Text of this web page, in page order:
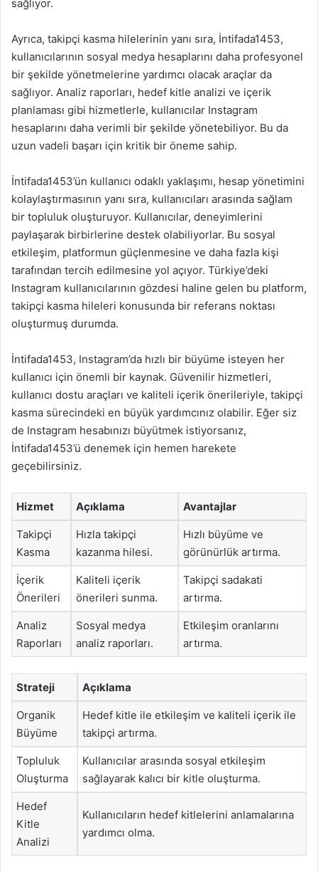
sağlıyor.
Ayrıca, takipçi kasma hilelerinin yanı sıra, İntifada1453,
kullanıcılarının sosyal medya hesaplarını daha profesyonel
bir şekilde yönetmelerine yardımcı olacak araçlar da
sağlıyor. Analiz raporları, hedef kitle analizi ve içerik
planlaması gibi hizmetlerle, kullanıcılar Instagram
hesaplarını daha verimli bir şekilde yönetebiliyor. Bu da
uzun vadeli başarı için kritik bir öneme sahip.
İntifada1453’ün kullanıcı odaklı yaklaşımı, hesap yönetimini
kolaylaştırmasının yanı sıra, kullanıcıları arasında sağlam
bir topluluk oluşturuyor. Kullanıcılar, deneyimlerini
paylaşarak birbirlerine destek olabiliyorlar. Bu sosyal
etkileşim, platformun güçlenmesine ve daha fazla kişi
tarafından tercih edilmesine yol açıyor. Türkiye’deki
Instagram kullanıcılarının gözdesi haline gelen bu platform,
takipçi kasma hileleri konusunda bir referans noktası
oluşturmuş durumda.
İntifada1453, Instagram’da hızlı bir büyüme isteyen her
kullanıcı için önemli bir kaynak. Güvenilir hizmetleri,
kullanıcı dostu araçları ve kaliteli içerik önerileriyle, takipçi
kasma sürecindeki en büyük yardımcınız olabilir. Eğer siz
de Instagram hesabınızı büyütmek istiyorsanız,
İntifada1453’ü denemek için hemen harekete
geçebilirsiniz.
Hizmet Açıklama Avantajlar
Takipçi
Kasma
Hızla takipçi
kazanma hilesi.
Hızlı büyüme ve
görünürlük artırma.
İçerik
Önerileri
Kaliteli içerik
önerileri sunma.
Takipçi sadakati
artırma.
Analiz
Raporları
Sosyal medya
analiz raporları.
Etkileşim oranlarını
artırma.
Strateji Açıklama
Organik
Büyüme
Hedef kitle ile etkileşim ve kaliteli içerik ile
takipçi artırma.
Topluluk
Oluşturma
Kullanıcılar arasında sosyal etkileşim
sağlayarak kalıcı bir kitle oluşturma.
Hedef
Kitle
Analizi
Kullanıcıların hedef kitlelerini anlamalarına
yardımcı olma.